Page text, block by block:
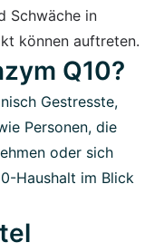
Schwäche in
können auftreten.
Q10?
Gestresste,
Personen, die
oder sich
Haushalt im Blick